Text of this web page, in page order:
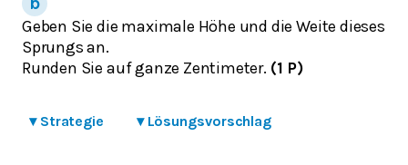
Geben Sie die maximale Höhe und die Weite dieses
Sprungs an.
Runden Sie auf ganze Zentimeter. (1 P)
▾ Strategie ▾ Lösungsvorschlag